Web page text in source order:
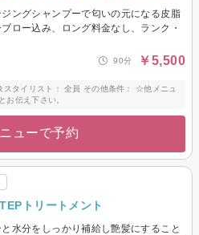
ングシャンプーで匂いの元になる皮脂
ロー込み、ロング料金なし、ランク・
90分 ￥5,500
タイリスト： 全員 その他条件： ☆他メニュ
お伝え下さい。
ューで予約
トリートメント
水分をしっかり補給し艶髪にすること